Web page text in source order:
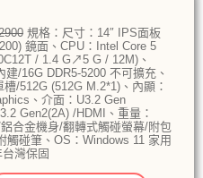
規格：尺寸：14″ IPS面板
鏡面、CPU：Intel Core 5
/ 1.4 G↗5 G / 12M)、
建/16G DDR5-5200 不可擴充、
槽/512G (512G M.2*1)、內顯：
、介面：U3.2 Gen
Gen2(2A) /HDMI、重量：
合金機身/翻轉式觸碰螢幕/附包
觸碰筆、OS：Windows 11 家用
灣保固